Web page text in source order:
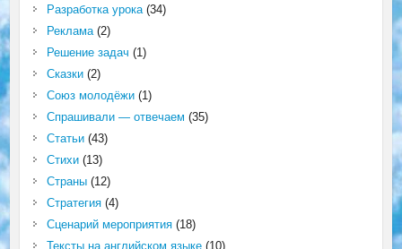
Разработка урока(34)
Реклама(2)
Решение задач (1)
Сказки(2)
Союз молодёжи(1)
Спрашивали — отвечаем (35)
Статьи(43)
Стихи(13)
Страны(12)
Стратегия(4)
Сценарий мероприятия(18)
Тексты на английском языке(10)